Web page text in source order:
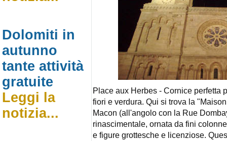
Dolomiti in
autunno
tante attività
gratuite
Leggi la
notizia...
Place aux Herbes - Cornice perfetta
fiori e verdura. Qui si trova la
Macon (all'angolo con la Rue
rinascimentale, ornata da fini
e figure grottesche e licenziose.